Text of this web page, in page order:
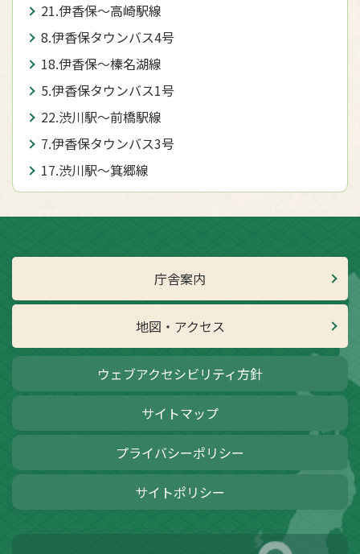
21.伊香保～高崎駅線
8.伊香保タウンバス4号
18.伊香保～榛名湖線
5.伊香保タウンバス1号
22.渋川駅～前橋駅線
7.伊香保タウンバス3号
17.渋川駅～箕郷線
庁舎案内
地図・アクセス
ウェブアクセシビリティ方針
サイトマップ
プライバシーポリシー
サイトポリシー